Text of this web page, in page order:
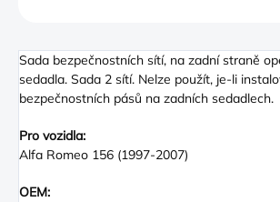
Sada bezpečnostních sítí, na zadní straně
sedadla. Sada 2 sítí. Nelze použít, je-li
bezpečnostních pásů na zadních sedadlech.
Pro vozidla:
Alfa Romeo 156 (1997-2007)
OEM: